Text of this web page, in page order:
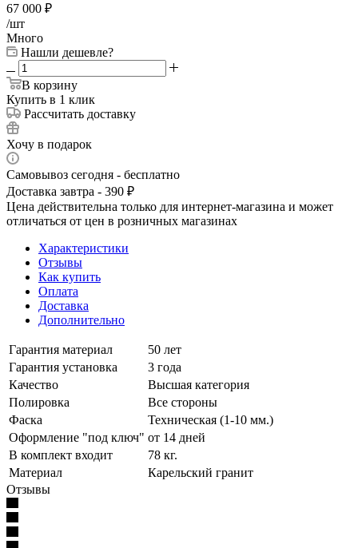
67 000 ₽
/шт
Много
Нашли дешевле?
В корзину
Купить в 1 клик
Рассчитать доставку
Хочу в подарок
Самовывоз сегодня - бесплатно
Доставка завтра - 390 ₽
Цена действительна только для интернет-магазина и может
отличаться от цен в розничных магазинах
Характеристики
Отзывы
Как купить
Оплата
Доставка
Дополнительно
Гарантия материал
50 лет
Гарантия установка
3 года
Качество
Высшая категория
Полировка
Все стороны
Фаска
Техническая (1-10 мм.)
Оформление "под ключ" от 14 дней
В комплект входит
78 кг.
Материал
Карельский гранит
Отзывы